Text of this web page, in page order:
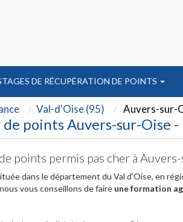
DE RÉCUPÉRATION DE POINTS
Val-d'Oise (95) Auvers-sur-
points Auvers-sur-Oise
points permis pas cher à
dans le département du Val d'Oise, en
vous conseillons de faire une formation